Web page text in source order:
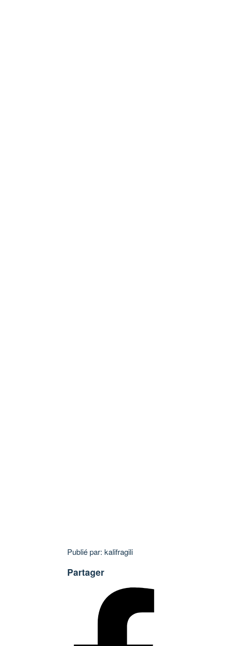
Publié par: kalifragili
Partager